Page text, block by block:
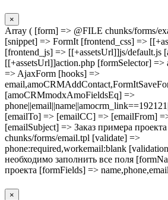
×
Array ( [form] => @FILE chunks/forms/
[snippet] => FormIt [frontend_css] =>
[frontend_js] => [[+assetsUrl]]js/default.js
[[+assetsUrl]]action.php [formSelector]
=> AjaxForm [hooks] =>
[amoCRMmodxAmoFieldsEq] =>
[emailTo] => [emailCC] => [emailFrom]
[emailSubject] => Заказ примера
chunks/forms/email.tpl [validate] =>
phone:required,workemail:blank
необходимо заполнить все поля
проекта [formFields] =>
×